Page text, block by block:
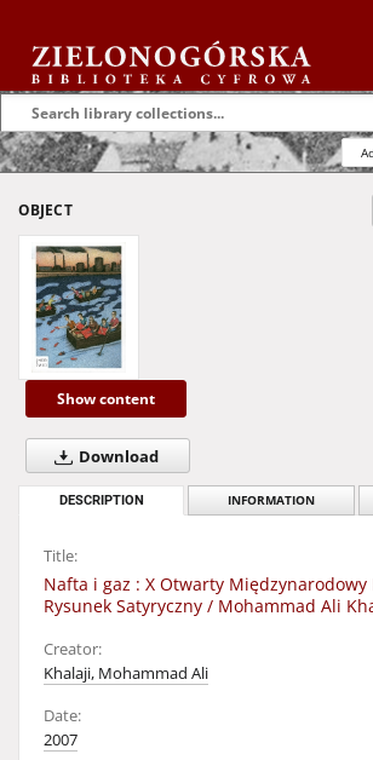
OBJECT
Show content
Download
DESCRIPTION INFORMATION
Title:
Nafta i gaz : X Otwarty Międzynarodowy
Rysunek Satyryczny / Mohammad Ali
Creator:
Khalaji, Mohammad Ali
Date:
2007